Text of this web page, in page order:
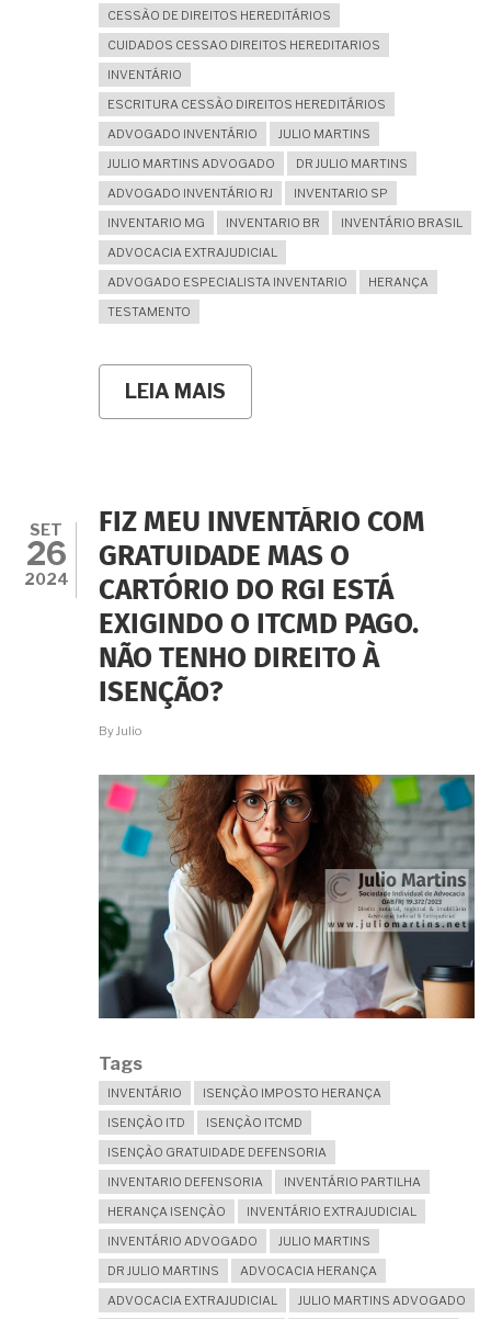
CESSÃO DE DIREITOS HEREDITÁRIOS
CUIDADOS CESSAO DIREITOS HEREDITARIOS
INVENTÁRIO
ESCRITURA CESSÃO DIREITOS HEREDITÁRIOS
ADVOGADO INVENTÁRIO
JULIO MARTINS
JULIO MARTINS ADVOGADO
DR JULIO MARTINS
ADVOGADO INVENTÁRIO RJ
INVENTARIO SP
INVENTARIO MG
INVENTARIO BR
INVENTÁRIO BRASIL
ADVOCACIA EXTRAJUDICIAL
ADVOGADO ESPECIALISTA INVENTARIO
HERANÇA
TESTAMENTO
LEIA MAIS
CESSÃO
CUIDADOS
TOMAR
ANTES
DE
"VENDER"
SUA
PARTE
NA
HERANÇA?
SET
26
2024
FIZ MEU INVENTÁRIO COM
GRATUIDADE MAS O
CARTÓRIO DO RGI ESTÁ
EXIGINDO O ITCMD PAGO.
NÃO TENHO DIREITO À
ISENÇÃO?
ByJulio
Tags
INVENTÁRIO
ISENÇÃO IMPOSTO HERANÇA
ISENÇÃO ITD
ISENÇÃO ITCMD
ISENÇÃO GRATUIDADE DEFENSORIA
INVENTARIO DEFENSORIA
INVENTÁRIO PARTILHA
HERANÇA ISENÇÃO
INVENTÁRIO EXTRAJUDICIAL
INVENTÁRIO ADVOGADO
JULIO MARTINS
DR JULIO MARTINS
ADVOCACIA HERANÇA
ADVOCACIA EXTRAJUDICIAL
JULIO MARTINS ADVOGADO